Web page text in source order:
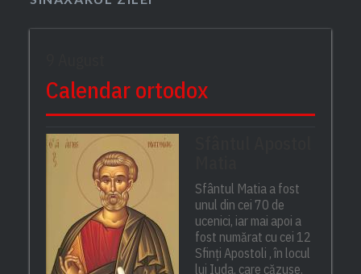
Calendar ortodox
Sfântul Matia a fost
unul din cei 70 de
ucenici, iar mai apoi a
fost numărat cu cei 12
Sfinți Apostoli , în locul
lui Iuda, care căzuse.